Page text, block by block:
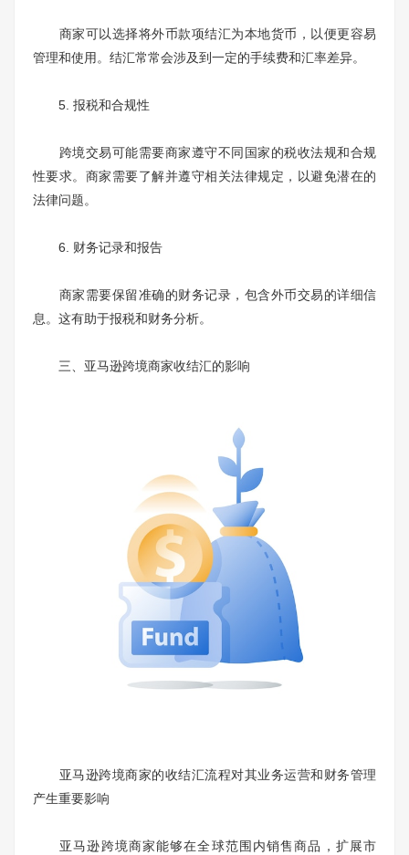
商家可以选择将外币款项结汇为本地货币，以便更容易
管理和使用。结汇常常会涉及到一定的手续费和汇率差异。
5. 报税和合规性
跨境交易可能需要商家遵守不同国家的税收法规和合规
性要求。商家需要了解并遵守相关法律规定，以避免潜在的
法律问题。
6. 财务记录和报告
商家需要保留准确的财务记录，包含外币交易的详细信
息。这有助于报税和财务分析。
三、亚马逊跨境商家收结汇的影响
亚马逊跨境商家的收结汇流程对其业务运营和财务管理
产生重要影响
亚马逊跨境商家能够在全球范围内销售商品，扩展市